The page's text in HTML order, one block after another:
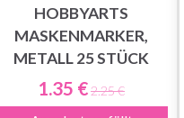
HOBBYARTS
MASKENMARKER,
METALL 25 STÜCK
1.35 €2.25 €